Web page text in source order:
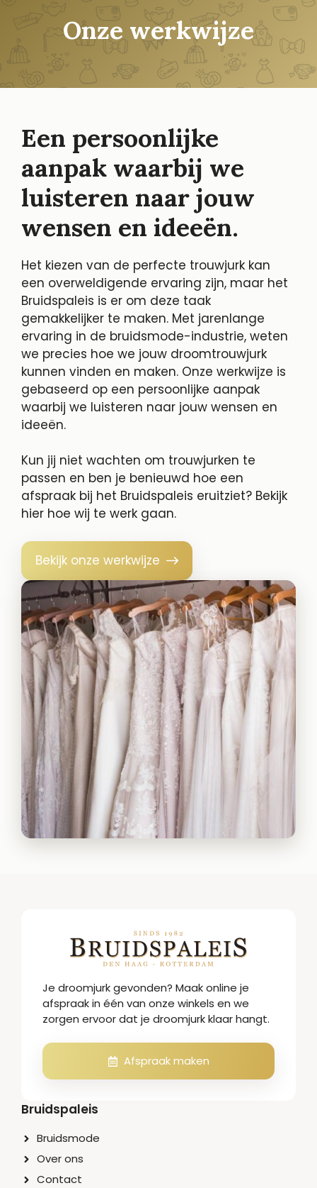
Onze werkwijze
Een persoonlijke
aanpak waarbij we
luisteren naar jouw
wensen en ideeën.
Het kiezen van de perfecte trouwjurk kan
een overweldigende ervaring zijn, maar het
Bruidspaleis is er om deze taak
gemakkelijker te maken. Met jarenlange
ervaring in de bruidsmode-industrie, weten
we precies hoe we jouw droomtrouwjurk
kunnen vinden en maken. Onze werkwijze is
gebaseerd op een persoonlijke aanpak
waarbij we luisteren naar jouw wensen en
ideeën.
Kun jij niet wachten om trouwjurken te
passen en ben je benieuwd hoe een
afspraak bij het Bruidspaleis eruitziet? Bekijk
hier hoe wij te werk gaan.
Bekijk onze werkwijze
Je droomjurk gevonden? Maak online je
afspraak in één van onze winkels en we
zorgen ervoor dat je droomjurk klaar hangt.
Afspraak maken
Bruidspaleis
Bruidsmode
Over ons
Contact